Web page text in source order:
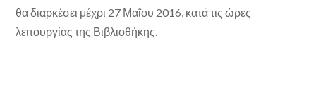
θα διαρκέσει μέχρι 27 Μαΐου 2016, κατά τις ώρες
λειτουργίας της Βιβλιοθήκης.